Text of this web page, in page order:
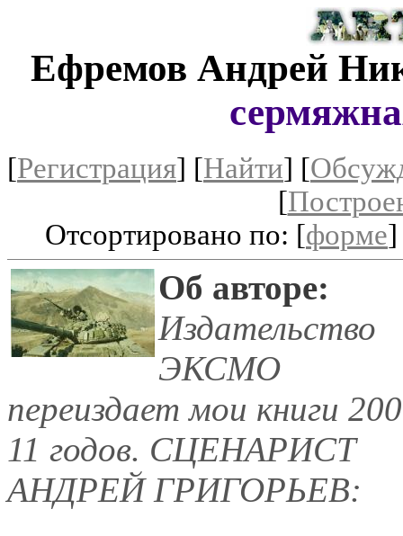
Ефремов Андрей
[Регистрация] [Найти] [
[
Отсортировано по: [форме
Об авторе:
Издательство
ЭКСМО
переиздает мои книги
11 годов. СЦЕНАРИСТ
АНДРЕЙ ГРИГОРЬЕВ: